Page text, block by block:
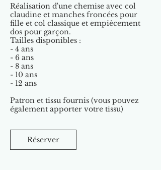
Réalisation d'une chemise avec col
claudine et manches froncées pour
fille et col classique et empiècement
dos pour garçon.
Tailles disponibles :
- 4 ans
- 6 ans
- 8 ans
- 10 ans
- 12 ans
Patron et tissu fournis (vous pouvez
également apporter votre tissu)
Réserver